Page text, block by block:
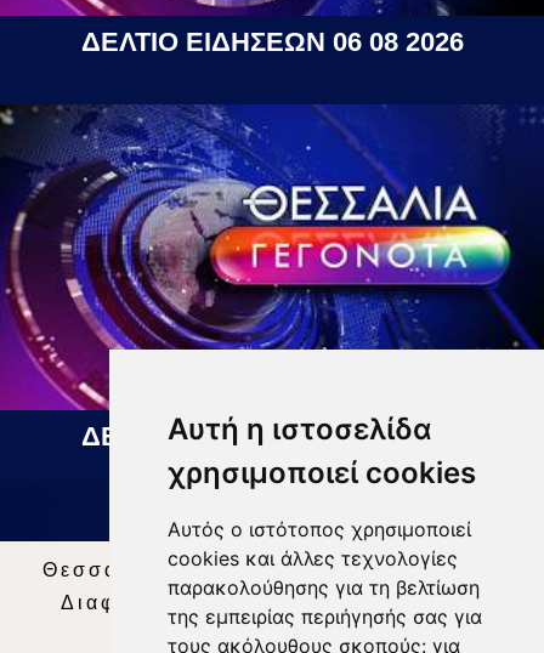
Αυτή η ιστοσελίδα
χρησιμοποιεί cookies
Αυτός ο ιστότοπος χρησιμοποιεί
cookies και άλλες τεχνολογίες
παρακολούθησης για τη βελτίωση
της εμπειρίας περιήγησής σας για
τους ακόλουθους σκοπούς: για
ΔΕΛΤΙΟ ΕΙΔΗΣΕΩΝ 06 08 2026
ΔΕΛΤΙΟ ΕΙΔΗΣΕΩΝ 07 08 2026
Θεσσαλία Τηλεόραση|SNG Services
Διαφήμιση | Όροι Χρήσης |Δήλωση
Απορρήτου | Περιεχόμενο